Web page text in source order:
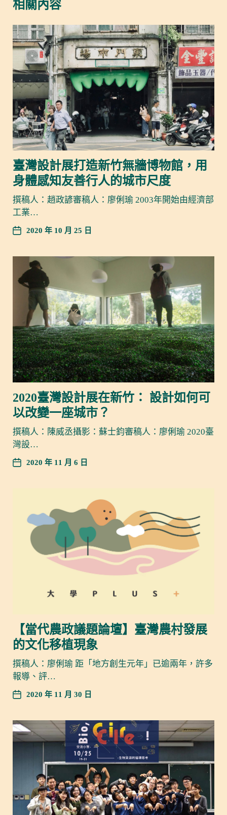
相關內容
臺灣設計展打造新竹無牆博物館，用
身體感知友善行人的城市尺度
撰稿人：趙政諺審稿人：廖俐瑜 2003年開始由經濟部
工業…
2020 年 10 月 25 日
2020臺灣設計展在新竹： 設計如何可
以改變一座城市？
撰稿人：陳威丞攝影：蘇士鈞審稿人：廖俐瑜 2020臺
灣設…
2020 年 11 月 6 日
【當代農政議題論壇】臺灣農村發展
的文化移植現象
撰稿人：廖俐瑜 距「地方創生元年」已逾兩年，許多
報導、評…
2020 年 11 月 30 日